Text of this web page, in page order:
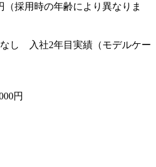
（採用時の年齢により異なりま
入社2年目実績（モデルケー
円